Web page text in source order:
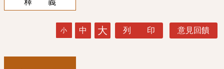
小 中 大 列 印 意見回饋